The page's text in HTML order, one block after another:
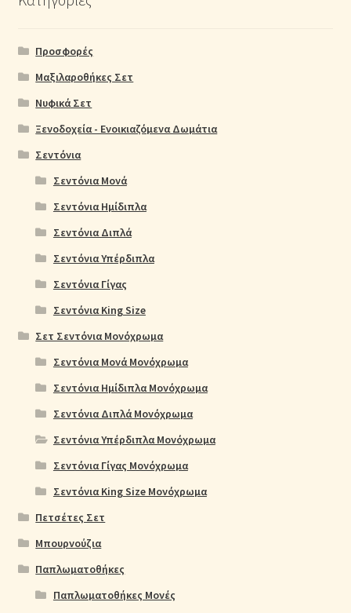
Προσφορές
Μαξιλαροθήκες Σετ
Νυφικά Σετ
Ξενοδοχεία - Ενοικιαζόμενα Δωμάτια
Σεντόνια
Σεντόνια Μονά
Σεντόνια Ημίδιπλα
Σεντόνια Διπλά
Σεντόνια Υπέρδιπλα
Σεντόνια Γίγας
Σεντόνια King Size
Σετ Σεντόνια Μονόχρωμα
Σεντόνια Μονά Μονόχρωμα
Σεντόνια Ημίδιπλα Μονόχρωμα
Σεντόνια Διπλά Μονόχρωμα
Σεντόνια Υπέρδιπλα Μονόχρωμα
Σεντόνια Γίγας Μονόχρωμα
Σεντόνια King Size Μονόχρωμα
Πετσέτες Σετ
Μπουρνούζια
Παπλωματοθήκες
Παπλωματοθήκες Μονές